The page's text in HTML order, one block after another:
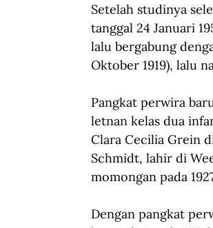
Setelah studinya
tanggal 24 Januari
lalu bergabung
Oktober 1919), lalu
Pangkat perwira
letnan kelas dua
Clara Cecilia Grein
Schmidt, lahir di
momongan pada
Dengan pangkat